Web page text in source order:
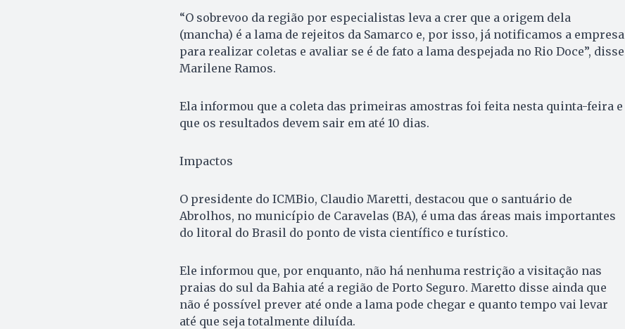
“O sobrevoo da região por especialistas leva a crer que a origem dela
(mancha) é a lama de rejeitos da Samarco e, por isso, já notificamos a empresa
para realizar coletas e avaliar se é de fato a lama despejada no Rio Doce”, disse
Marilene Ramos.
Ela informou que a coleta das primeiras amostras foi feita nesta quinta-feira e
que os resultados devem sair em até 10 dias.
Impactos
O presidente do ICMBio, Claudio Maretti, destacou que o santuário de
Abrolhos, no município de Caravelas (BA), é uma das áreas mais importantes
do litoral do Brasil do ponto de vista científico e turístico.
Ele informou que, por enquanto, não há nenhuma restrição a visitação nas
praias do sul da Bahia até a região de Porto Seguro. Maretto disse ainda que
não é possível prever até onde a lama pode chegar e quanto tempo vai levar
até que seja totalmente diluída.